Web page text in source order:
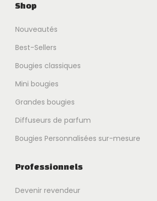
Shop
Nouveautés
Best-Sellers
Bougies classiques
Mini bougies
Grandes bougies
Diffuseurs de parfum
Bougies Personnalisées sur-mesure
Professionnels
Devenir revendeur